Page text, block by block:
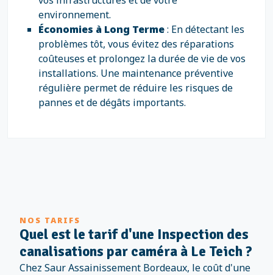
environnement.
Économies à Long Terme: En détectant les
problèmes tôt, vous évitez des réparations
coûteuses et prolongez la durée de vie de vos
installations. Une maintenance préventive
régulière permet de réduire les risques de
pannes et de dégâts importants.
NOS TARIFS
Quel est le tarif d'une Inspection des
canalisations par caméra à Le Teich ?
Chez Saur Assainissement Bordeaux, le coût d'une